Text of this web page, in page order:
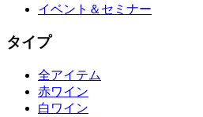
イベント＆セミナー
タイプ
全アイテム
赤ワイン
白ワイン